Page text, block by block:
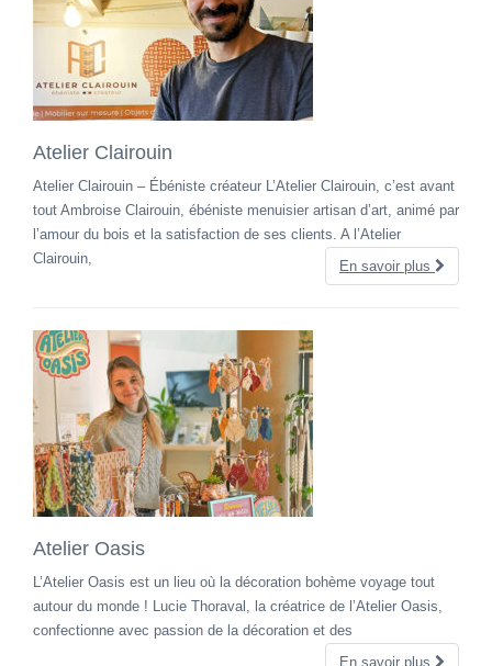
Atelier Clairouin
Atelier Clairouin – Ébéniste créateur L’Atelier Clairouin, c’est avant
tout Ambroise Clairouin, ébéniste menuisier artisan d’art, animé par
l’amour du bois et la satisfaction de ses clients. A l’Atelier
Clairouin,
En savoir plus
Atelier Oasis
L’Atelier Oasis est un lieu où la décoration bohème voyage tout
autour du monde ! Lucie Thoraval, la créatrice de l’Atelier Oasis,
confectionne avec passion de la décoration et des
En savoir plus